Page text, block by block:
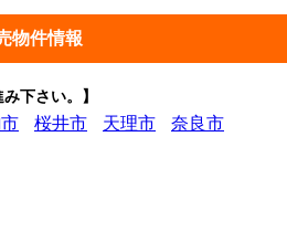
物件情報
下さい。】
桜井市 天理市
奈良市